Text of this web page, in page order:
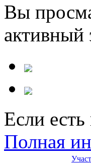
Вы
активный
Если
Полная